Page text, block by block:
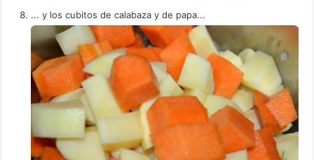
... y los cubitos de calabaza y de papa...